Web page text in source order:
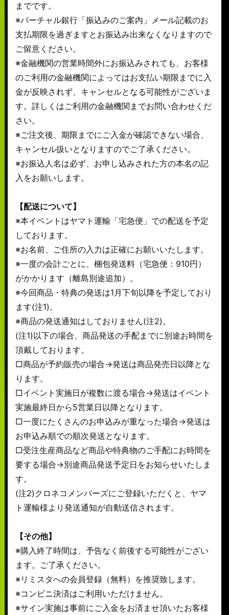
までです。
※バーチャル銀行「振込みのご案内」メール記載のお
支払期限を過ぎますとお振込み出来なくなりますので
ご留意ください。
※金融機関の営業時間外にお振込みされても、お客様
のご利用の金融機関によってはお支払い期限までに入
金が反映されず、キャンセルとなる可能性がございま
す。詳しくはご利用の金融機関までお問い合わせくだ
さい。
※ご注文後、期限までにご入金が確認できない場合、
キャンセル扱いとなりますのでご了承ください。
※お振込人名は必ず、お申し込みされた方の本名の記
入をお願いします。
【配送について】
※本イベントはヤマト運輸「宅急便」での配送を予定
しております。
※お名前、ご住所の入力は正確にお願いいたします。
※一度の会計ごとに、梱包発送料（宅急便：910円）
がかかります（離島別途追加）。
※今回商品・特典の発送は1月下旬以降を予定しており
ます(注1)。
※商品の発送通知はしておりません(注2)。
(注1)以下の場合、商品発送の手配までに別途お時間を
頂戴しております。
□商品が予約販売の場合→発送は商品発売日以降とな
ります。
□イベント実施日が複数に渡る場合→発送はイベント
実施最終日から5営業日以降となります。
□一度にたくさんのお申込みが重なった場合→発送は
お申込み順での順次発送となります。
□受注生産商品など商品や特典物のご手配にお時間を
要する場合→別途商品発送予定日をお知らせいたしま
す。
(注2)クロネコメンバーズにご登録いただくと、ヤマ
ト運輸様より発送通知が自動送信されます。
【その他】
※購入終了時間は、予告なく前後する可能性がござい
ます。ご了承ください。
※リミスタへの会員登録（無料）を推奨致します。
※コンビニ決済はご利用いただけません。
※サイン実施は事前にご入金をお済ませ頂いたお客様